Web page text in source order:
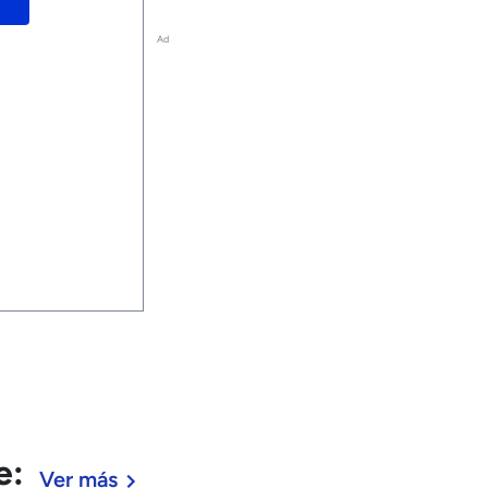
Ver más
Ad